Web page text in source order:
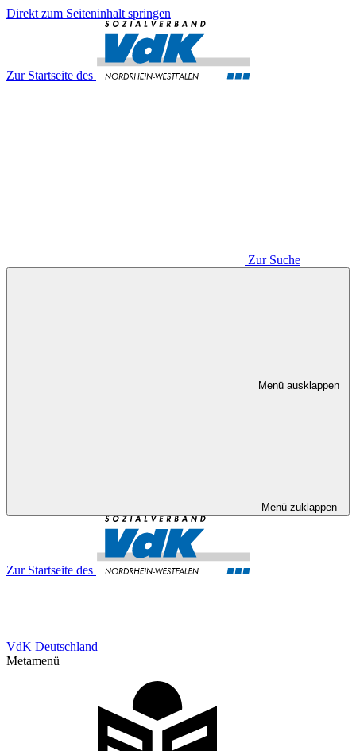
Direkt zum Seiteninhalt springen
Zur Startseite des
Zur Suche
Menü ausklappen
Menü zuklappen
Zur Startseite des
VdK Deutschland
Metamenü